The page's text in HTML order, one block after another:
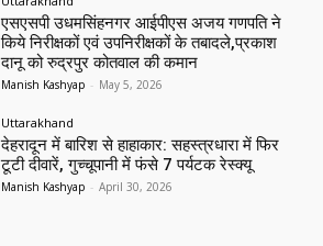
एसएसपी उधमसिंहनगर आईपीएस अजय गणपति ने
किये निरीक्षकों एवं उपनिरीक्षकों के तबादले,प्रकाश
दानू को रुद्रपुर कोतवाल की कमान
Manish Kashyap - May 5, 2026
Uttarakhand
देहरादून में बारिश से हाहाकार: सहस्त्रधारा में फिर
टूटी दीवारें, गुच्चूपानी में फंसे 7 पर्यटक रेस्क्यू
Manish Kashyap - April 30, 2026